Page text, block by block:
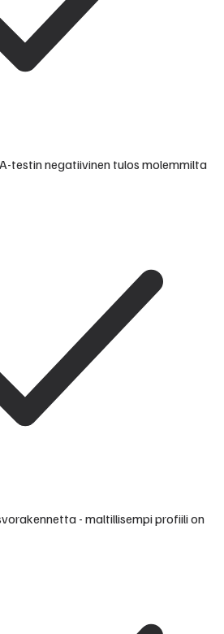
testin negatiivinen tulos molemmilta
- maltillisempi profiili on